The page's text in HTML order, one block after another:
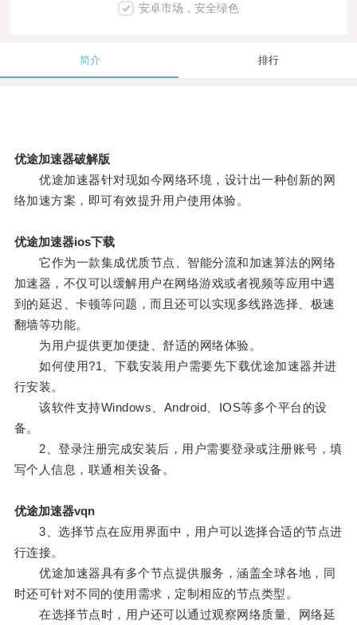
安卓市场，安全绿色
简介 排行
优途加速器破解版
优途加速器针对现如今网络环境，设计出一种创新的网
络加速方案，即可有效提升用户使用体验。
优途加速器ios下载
它作为一款集成优质节点、智能分流和加速算法的网络
加速器，不仅可以缓解用户在网络游戏或者视频等应用中遇
到的延迟、卡顿等问题，而且还可以实现多线路选择、极速
翻墙等功能。
为用户提供更加便捷、舒适的网络体验。
如何使用?1、下载安装用户需要先下载优途加速器并进
行安装。
该软件支持Windows、Android、IOS等多个平台的设
备。
2、登录注册完成安装后，用户需要登录或注册账号，填
写个人信息，联通相关设备。
优途加速器vqn
3、选择节点在应用界面中，用户可以选择合适的节点进
行连接。
优途加速器具有多个节点提供服务，涵盖全球各地，同
时还可针对不同的使用需求，定制相应的节点类型。
在选择节点时，用户还可以通过观察网络质量、网络延